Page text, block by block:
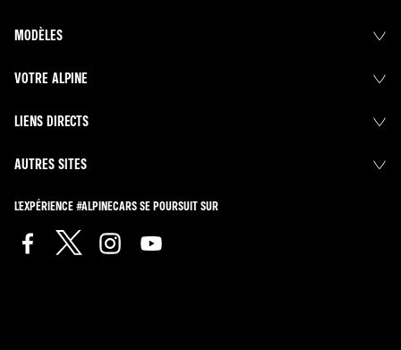
MODÈLES
VOTRE ALPINE
LIENS DIRECTS
AUTRES SITES
L'EXPÉRIENCE #ALPINECARS SE POURSUIT SUR